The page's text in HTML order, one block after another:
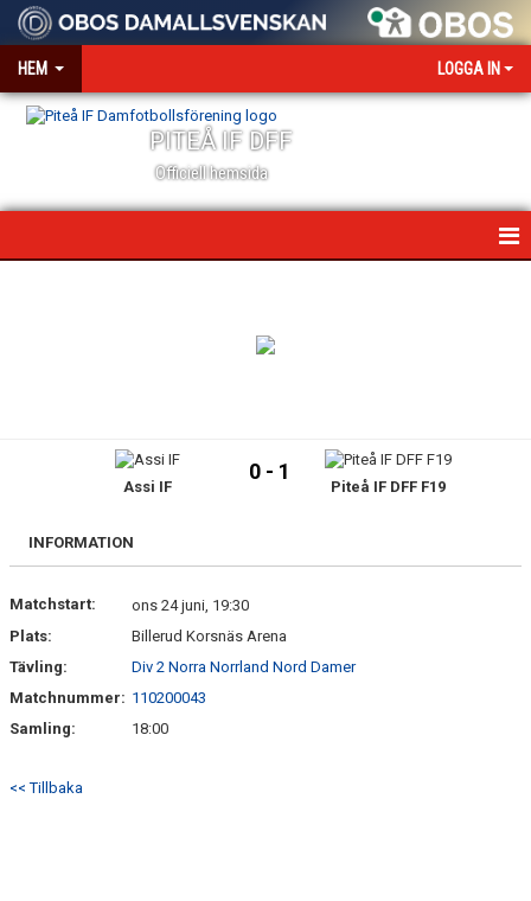
HEM LOGGA IN
PITEÅ IF DFF
Officiell hemsida
BILJETTER OCH SÄSONGSKORT
PITEENERGI PRE CAMP 2026
Assi IF
0 - 1
Piteå IF DFF F19
INFORMATION
Matchstart:
ons 24 juni, 19:30
Plats:
Billerud Korsnäs Arena
Tävling:
Div 2 Norra Norrland Nord Damer
Matchnummer: 110200043
Samling:
18:00
<< Tillbaka